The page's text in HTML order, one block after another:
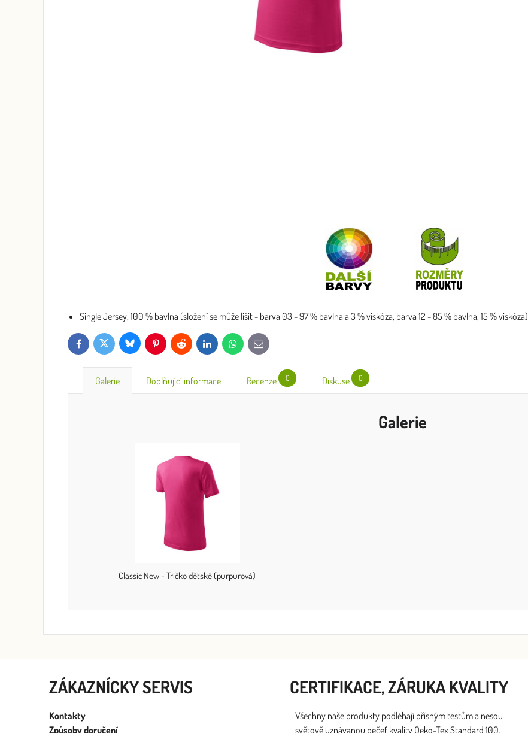
Single Jersey, 100 % bavlna (složení se může lišit - barva 03 - 97 % bavlna a 3 % viskóza, barva 12 - 85 % bavlna, 15 % viskóza)
FacebookTwitter Bluesky PinterestReddit LinkedInWhatsApp
E-
mail
Galerie Doplňující informace Recenze 0 Diskuse 0
Galerie
Classic New - Tričko dětské (purpurová)
ZÁKAZNÍCKY SERVIS
Kontakty
Způsoby doručení
CERTIFIKACE, ZÁRUKA KVALITY
Všechny naše produkty podléhají přísným testům a nesou
světově uznávanou pečeť kvality Oeko-Tex Standard 100.